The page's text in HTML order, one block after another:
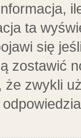
ta
się
zostawić
że zwykli